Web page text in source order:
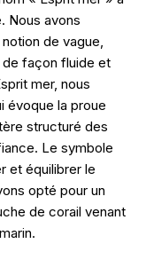
Nous avons
de vague,
de façon fluide et
mer, nous
évoque la proue
structuré des
Le symbole
et équilibrer le
opté pour un
de corail venant